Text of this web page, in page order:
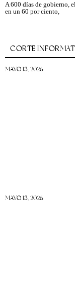
A 600 días de gobierno,
en un 60 por ciento,
CORTE
MAYO 13, 2026
MAYO 13, 2026